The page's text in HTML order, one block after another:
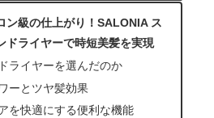
ン級の仕上がり！SALONIA ス
ドライヤーで時短美髪を実現
ライヤーを選んだのか
ーとツヤ髪効果
を快適にする便利な機能